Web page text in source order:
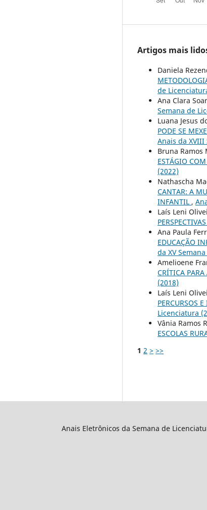
Artigos mais
Daniela
de
Ana Clara
Semana de
Luana Jesus
PODE SE
Anais da
Bruna Ramos
ESTÁGIO
(2022)
Nathascha
CANTAR: A
INFANTIL ,
Laís Leni
PERSPECTIVAS
Ana Paula
EDUCAÇÃO
da XV
Amelioene
CRÍTICA PARA
(2018)
Laís Leni
PERCURSOS
Licenciatura
Vânia Ramos
ESCOLAS
1 2 > >>
Anais Eletrônicos da Semana de